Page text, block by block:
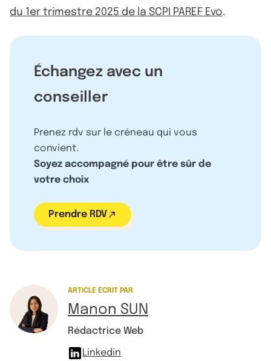
du 1er trimestre 2025 de la SCPI PAREF Evo.
Échangez avec un
conseiller
Prenez rdv sur le créneau qui vous
convient.
Soyez accompagné pour être sûr de
votre choix
Prendre RDV
ARTICLE ÉCRIT PAR
Manon SUN
Rédactrice Web
Linkedin